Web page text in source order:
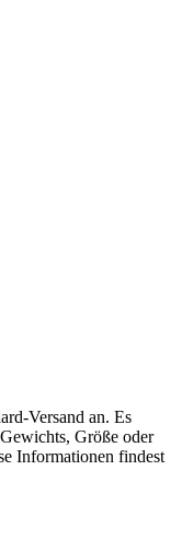
Versand an. Es
Größe oder
Informationen findest